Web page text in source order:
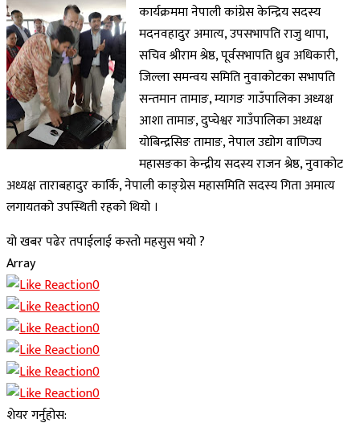
कार्यक्रममा नेपाली कांग्रेस केन्द्रिय सदस्य
मदनवहादुर अमात्य, उपसभापति राजु थापा,
सचिव श्रीराम श्रेष्ठ, पूर्वसभापति ध्रुव अधिकारी,
जिल्ला समन्वय समिति नुवाकोटका सभापति
सन्तमान तामाङ, म्यागङ गाउँपालिका अध्यक्ष
आशा तामाङ, दुप्चेश्वर गाउँपालिका अध्यक्ष
योबिन्द्रसिङ तामाङ, नेपाल उद्योग वाणिज्य
महासङका केन्द्रीय सदस्य राजन श्रेष्ठ, नुवाकोट
अध्यक्ष ताराबहादुर कार्कि, नेपाली काङ्ग्रेस महासमिति सदस्य गिता अमात्य
लगायतको उपस्थिती रहको थियो ।
यो खबर पढेर तपाईलाई कस्तो महसुस भयो ?
Array
0
0
0
0
0
0
शेयर गर्नुहोस: